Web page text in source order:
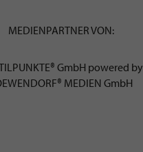
MEDIENPARTNER VON:
GmbH powered by
MEDIEN GmbH